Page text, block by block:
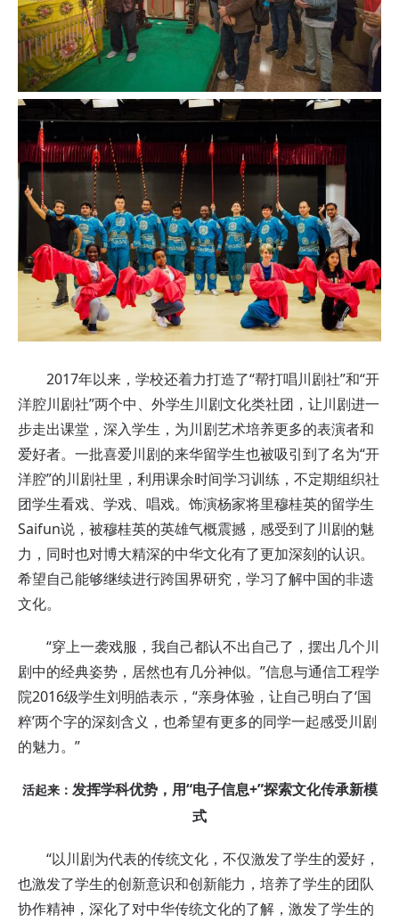
2017年以来，学校还着力打造了“帮打唱川剧社”和“开
洋腔川剧社”两个中、外学生川剧文化类社团，让川剧进一
步走出课堂，深入学生，为川剧艺术培养更多的表演者和
爱好者。一批喜爱川剧的来华留学生也被吸引到了名为“开
洋腔”的川剧社里，利用课余时间学习训练，不定期组织社
团学生看戏、学戏、唱戏。饰演杨家将里穆桂英的留学生
Saifun说，被穆桂英的英雄气概震撼，感受到了川剧的魅
力，同时也对博大精深的中华文化有了更加深刻的认识。
希望自己能够继续进行跨国界研究，学习了解中国的非遗
文化。
“穿上一袭戏服，我自己都认不出自己了，摆出几个川
剧中的经典姿势，居然也有几分神似。”信息与通信工程学
院2016级学生刘明皓表示，“亲身体验，让自己明白了‘国
粹’两个字的深刻含义，也希望有更多的同学一起感受川剧
的魅力。”
活起来： 发挥学科优势， 用“电子信息+”探索文化传承新模
式
“以川剧为代表的传统文化，不仅激发了学生的爱好，
也激发了学生的创新意识和创新能力，培养了学生的团队
协作精神，深化了对中华传统文化的了解，激发了学生的